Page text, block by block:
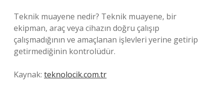
Teknik muayene nedir? Teknik muayene, bir
ekipman, araç veya cihazın doğru çalışıp
çalışmadığının ve amaçlanan işlevleri yerine getirip
getirmediğinin kontrolüdür.
Kaynak: teknolocik.com.tr